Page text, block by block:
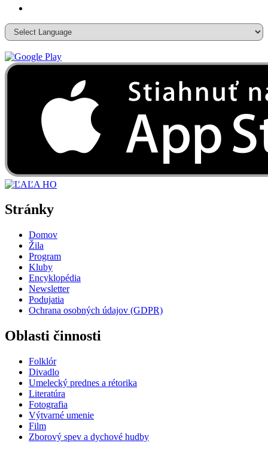
Stránky
Domov
Žila
Program
Kluby
Encyklopédia
Newsletter
Podujatia
Ochrana osobných údajov (GDPR)
Oblasti činnosti
Folklór
Divadlo
Umelecký prednes a rétorika
Literatúra
Fotografia
Výtvarné umenie
Film
Zborový spev a dychové hudby